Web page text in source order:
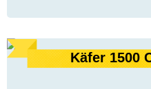
Käfer 1500